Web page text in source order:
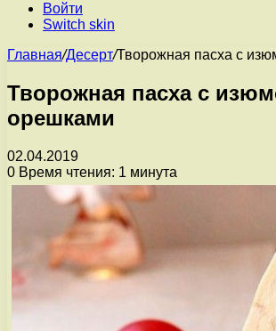
Войти
Switch skin
Главная/Десерт/Творожная пасха с
Творожная пасха с
орешками
02.04.2019
0 Время чтения: 1 минута